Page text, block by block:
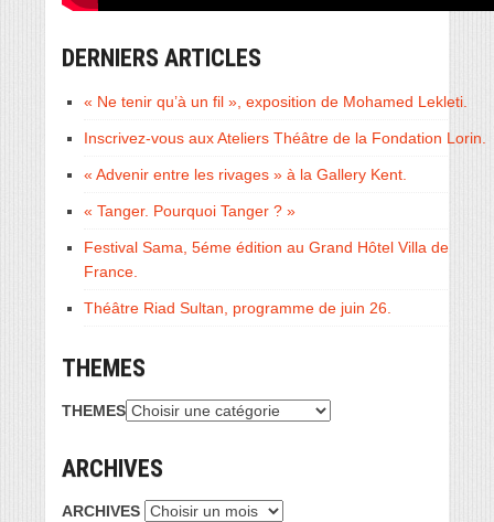
DERNIERS ARTICLES
« Ne tenir qu’à un fil », exposition de Mohamed Lekleti.
Inscrivez-vous aux Ateliers Théâtre de la Fondation Lorin.
« Advenir entre les rivages » à la Gallery Kent.
« Tanger. Pourquoi Tanger ? »
Festival Sama, 5éme édition au Grand Hôtel Villa de
France.
Théâtre Riad Sultan, programme de juin 26.
THEMES
THEMES
ARCHIVES
ARCHIVES